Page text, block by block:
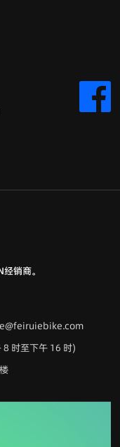
销商。
时至下午 16 时)